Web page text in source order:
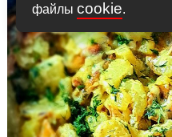
файлы cookie.